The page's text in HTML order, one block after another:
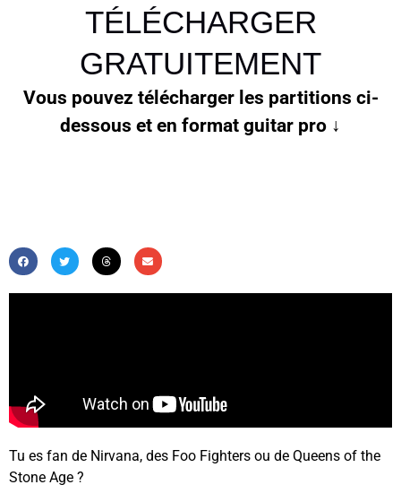
TÉLÉCHARGER
GRATUITEMENT
Vous pouvez télécharger les partitions ci-
dessous et en format guitar pro ↓
Tu es fan de Nirvana, des Foo Fighters ou de Queens of the
Stone Age ?